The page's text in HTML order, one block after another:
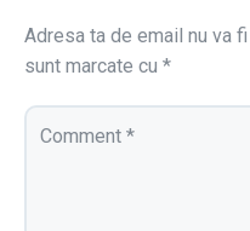
Adresa ta de email nu va
sunt marcate cu *